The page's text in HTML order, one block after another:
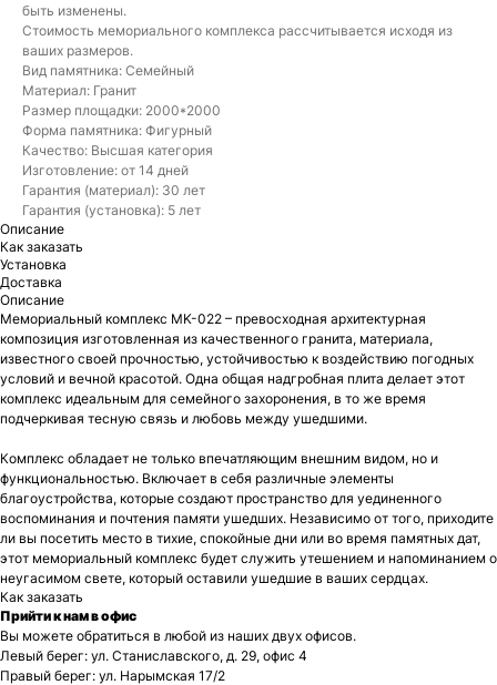
быть изменены.
Стоимость мемориального комплекса рассчитывается исходя из
ваших размеров.
Вид памятника: Семейный
Материал: Гранит
Размер площадки: 2000*2000
Форма памятника: Фигурный
Качество: Высшая категория
Изготовление: от 14 дней
Гарантия (материал): 30 лет
Гарантия (установка): 5 лет
Описание
Как заказать
Установка
Доставка
Описание
Мемориальный комплекс MK-022 – превосходная архитектурная
композиция изготовленная из качественного гранита, материала,
известного своей прочностью, устойчивостью к воздействию погодных
условий и вечной красотой. Одна общая надгробная плита делает этот
комплекс идеальным для семейного захоронения, в то же время
подчеркивая тесную связь и любовь между ушедшими.
Комплекс обладает не только впечатляющим внешним видом, но и
функциональностью. Включает в себя различные элементы
благоустройства, которые создают пространство для уединенного
воспоминания и почтения памяти ушедших. Независимо от того, приходите
ли вы посетить место в тихие, спокойные дни или во время памятных дат,
этот мемориальный комплекс будет служить утешением и напоминанием о
неугасимом свете, который оставили ушедшие в ваших сердцах.
Как заказать
Прийти к нам в офис
Вы можете обратиться в любой из наших двух офисов.
Левый берег: ул. Станиславского, д. 29, офис 4
Правый берег: ул. Нарымская 17/2